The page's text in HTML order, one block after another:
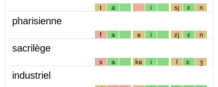
t a i sj ɛ n
pharisienne
f a ʁ i zj ɛ n
sacrilège
s a kʁ i l ɛː ʒ
industriel